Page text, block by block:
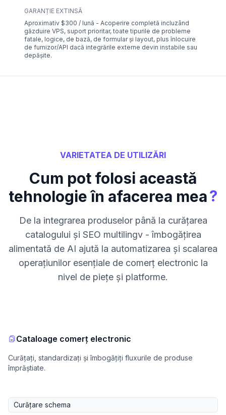
GARANȚIE EXTINSĂ
Aproximativ $300 / lună - Acoperire completă incluzând
găzduire VPS, suport prioritar, toate tipurile de probleme
fatale, logice, de bază, de formular și layout, plus înlocuire
de furnizor/API dacă integrările externe devin instabile sau
depășite.
VARIETATEA DE UTILIZĂRI
Cum pot folosi această
tehnologie în afacerea mea?
De la integrarea produselor până la curățarea
catalogului și SEO multilingv - îmbogățirea
alimentată de AI ajută la automatizarea și scalarea
operațiunilor esențiale de comerț electronic la
nivel de piețe și platforme.
Cataloage comerț electronic
Curățați, standardizați și îmbogățiți fluxurile de produse
împrăștiate.
Curățare schema